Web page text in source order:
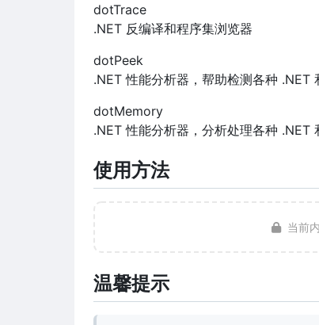
dotTrace
.NET 反编译和程序集浏览器
dotPeek
.NET 性能分析器，帮助检测各种
dotMemory
.NET 性能分析器，分析处理各种 .NET
使用方法
当前
温馨提示